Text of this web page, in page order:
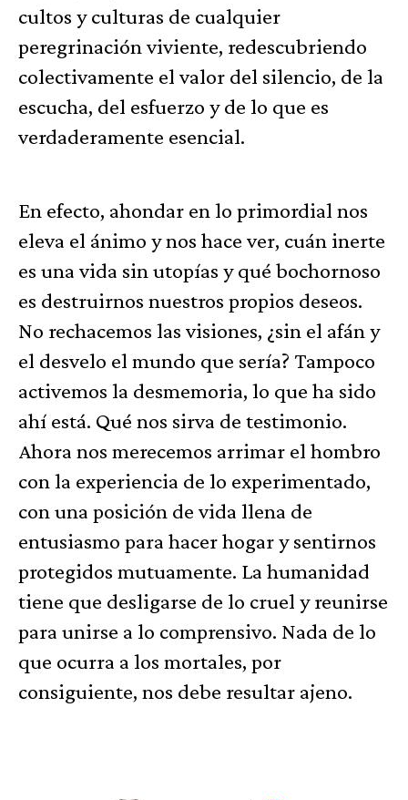
cultos y culturas de cualquier
peregrinación viviente, redescubriendo
colectivamente el valor del silencio, de la
escucha, del esfuerzo y de lo que es
verdaderamente esencial.
En efecto, ahondar en lo primordial nos
eleva el ánimo y nos hace ver, cuán inerte
es una vida sin utopías y qué bochornoso
es destruirnos nuestros propios deseos.
No rechacemos las visiones, ¿sin el afán y
el desvelo el mundo que sería? Tampoco
activemos la desmemoria, lo que ha sido
ahí está. Qué nos sirva de testimonio.
Ahora nos merecemos arrimar el hombro
con la experiencia de lo experimentado,
con una posición de vida llena de
entusiasmo para hacer hogar y sentirnos
protegidos mutuamente. La humanidad
tiene que desligarse de lo cruel y reunirse
para unirse a lo comprensivo. Nada de lo
que ocurra a los mortales, por
consiguiente, nos debe resultar ajeno.